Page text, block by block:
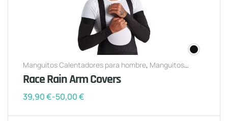
Manguitos Calentadores para hombre, Manguitos
Calentadores para mujer
Race Rain Arm Covers
39,90€-50,00€